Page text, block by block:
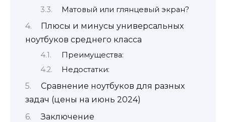
Матовый или глянцевый экран?
Плюсы и минусы универсальных
ноутбуков среднего класса
Преимущества:
Недостатки:
Сравнение ноутбуков для разных
задач (цены на июнь 2024)
Заключение